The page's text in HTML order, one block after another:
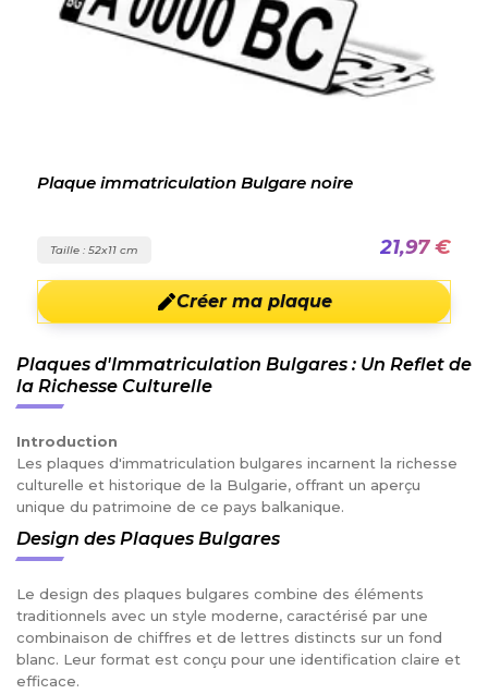
Plaque immatriculation Bulgare noire
Taille : 52x11 cm 21,97 €
Créer ma plaque
Plaques d'Immatriculation Bulgares : Un Reflet de
la Richesse Culturelle
Introduction
Les plaques d'immatriculation bulgares incarnent la richesse
culturelle et historique de la Bulgarie, offrant un aperçu
unique du patrimoine de ce pays balkanique.
Design des Plaques Bulgares
Le design des plaques bulgares combine des éléments
traditionnels avec un style moderne, caractérisé par une
combinaison de chiffres et de lettres distincts sur un fond
blanc. Leur format est conçu pour une identification claire et
efficace.